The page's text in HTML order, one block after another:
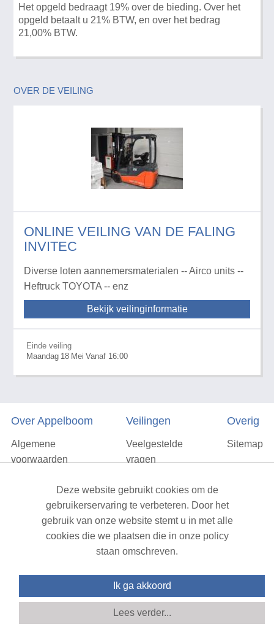
Het opgeld bedraagt 19% over de bieding. Over het
opgeld betaalt u 21% BTW, en over het bedrag
21,00% BTW.
OVER DE VEILING
ONLINE VEILING VAN DE FALING
INVITEC
Diverse loten aannemersmaterialen -- Airco units --
Heftruck TOYOTA -- enz
Bekijk veilinginformatie
Einde veiling
Maandag 18 Mei Vanaf 16:00
Over Appelboom
Algemene
voorwaarden
Vacatures
Contact
Veilingen
Veelgestelde
vragen
Overig
Sitemap
| All rights reserved v1.7.6 (NAD-WEB-1)
Deze website gebruikt cookies om de
gebruikerservaring te verbeteren. Door het
gebruik van onze website stemt u in met alle
cookies die we plaatsen die in onze policy
staan omschreven.
Ik ga akkoord
Lees verder...